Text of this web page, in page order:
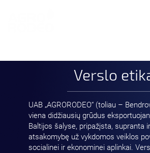
Verslo
UAB „AGRORODEO“ (toliau –
viena didžiausių grūdus
Baltijos šalyse, pripažįsta, supranta
atsakomybę už vykdomos veiklos
socialinei ir ekonominei aplinkai.